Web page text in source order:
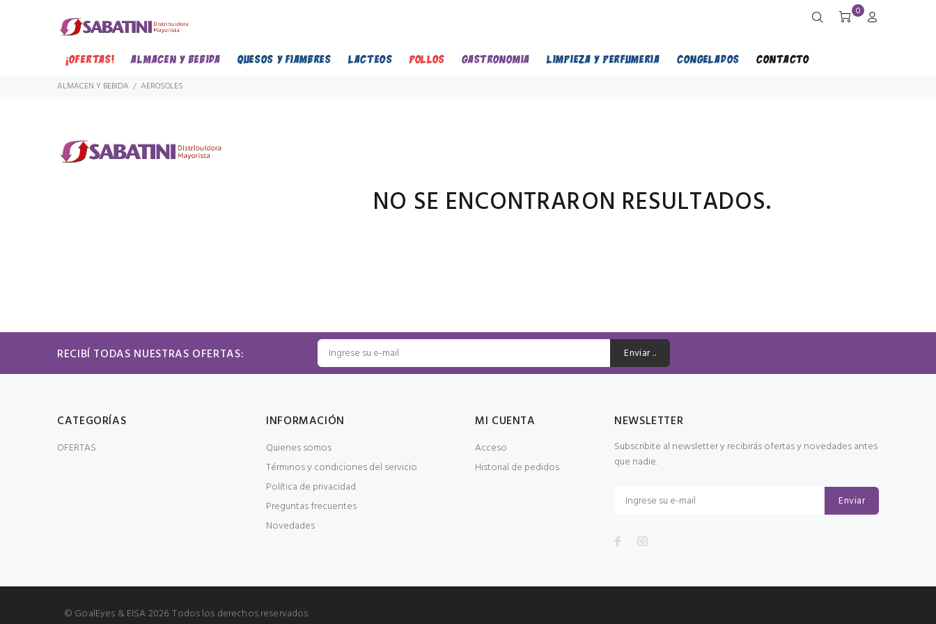
0
¡OFERTAS! ALMACEN Y BEBIDA QUESOS Y FIAMBRES LACTEOS POLLOS GASTRONOMIA LIMPIEZA Y PERFUMERIA CONGELADOS CONTACTO
ALMACEN Y BEBIDA AEROSOLES
NO SE ENCONTRARON RESULTADOS.
RECIBÍ TODAS NUESTRAS OFERTAS: Enviar ..
CATEGORÍAS
OFERTAS
INFORMACIÓN
Quienes somos
Términos y condiciones del servicio
Política de privacidad
Preguntas frecuentes
Novedades
MI CUENTA
Acceso
Historial de pedidos
NEWSLETTER
Subscribite al newsletter y recibirás ofertas y novedades antes
que nadie.
Enviar
© GoalEyes & EISA 2026. Todos los derechos reservados.